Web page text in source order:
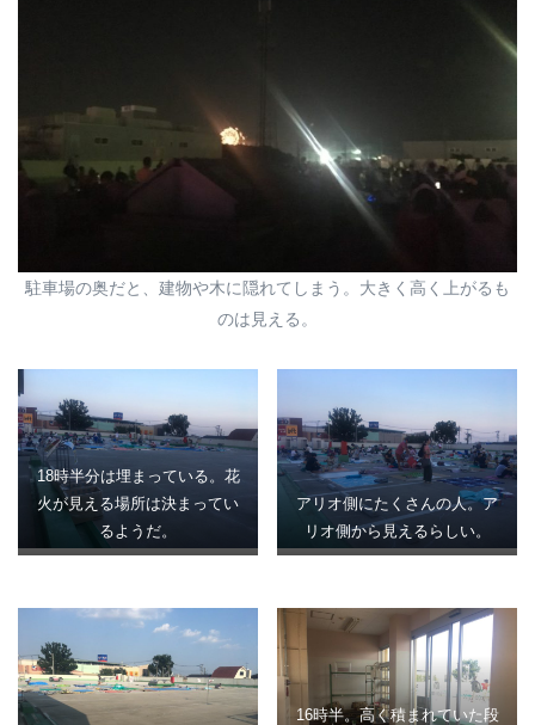
駐車場の奥だと、建物や木に隠れてしまう。大きく高く上がるも
のは見える。
18時半分は埋まっている。花
火が見える場所は決まってい
るようだ。
アリオ側にたくさんの人。ア
リオ側から見えるらしい。
16時半。高く積まれていた段